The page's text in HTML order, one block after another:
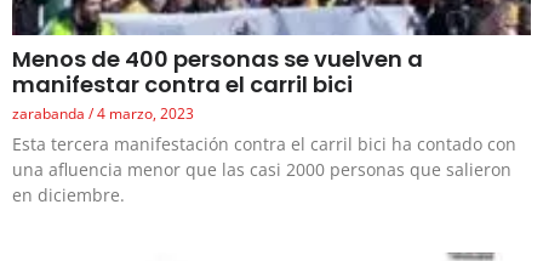
Menos de 400 personas se vuelven a
manifestar contra el carril bici
zarabanda 4 marzo, 2023
Esta tercera manifestación contra el carril bici ha contado con
una afluencia menor que las casi 2000 personas que salieron
en diciembre.